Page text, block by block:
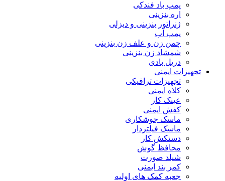
پمپ باد فندکی
اره بنزینی
ژنراتور بنزینی و دیزلی
پمپ آب
چمن زن و علف زن بنزینی
شمشاد زن بنزینی
دریل بادی
تجهیزات ایمنی
تجهیزات ترافیکی
کلاه ایمنی
عینک کار
کفش ایمنی
ماسک جوشکاری
ماسک فیلتردار
دستکش کار
محافظ گوش
شیلد صورت
کمر بند ایمنی
جعبه کمک های اولیه